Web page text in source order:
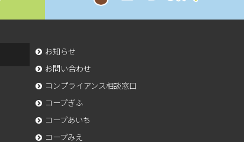
お知らせ
お問い合わせ
コンプライアンス相談窓口
コープぎふ
コープあいち
コープみえ